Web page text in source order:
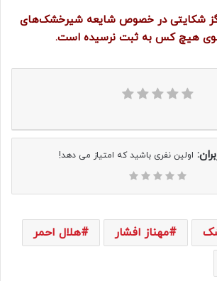
شکایتی در خصوص شایعه شیرخشک‌های
هیچ کس به ثبت نرسیده است.
اولین نفری باشید که امتیاز می دهد!
مهناز افشار
هلال احمر